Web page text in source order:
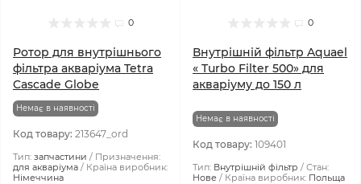
0
Ротор для внутрішнього
фільтра акваріума Tetra
Cascade Globe
Немає в наявності
Код товару: 213647_ord
Тип: запчастини
Призначення:
для акваріума
Країна виробник:
Німеччина
0
Внутрішній фільтр Aquael
« Turbo Filter 500» для
акваріуму до 150 л
Немає в наявності
Код товару: 109401
Тип: Внутрішній фільтр
Стан:
Нове
Країна виробник: Польща